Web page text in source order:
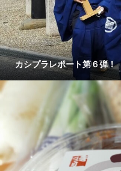
カシプラレポート第６弾！